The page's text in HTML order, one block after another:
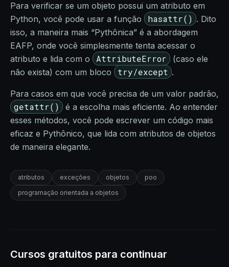
Para verificar se um objeto possui um atributo em
Python, você pode usar a função
hasattr() . Dito
isso, a maneira mais “Pythônica” é a abordagem
EAFP, onde você simplesmente tenta acessar o
atributo e lida com o
AttributeError
(caso ele
não exista) com um bloco
try/except .
Para casos em que você precisa de um valor padrão,
getattr()
é a escolha mais eficiente. Ao entender
esses métodos, você pode escrever um código mais
eficaz e Pythônico, que lida com atributos de objetos
de maneira elegante.
atributos exceções objetos
poo
programação orientada a objetos
Cursos gratuitos para continuar